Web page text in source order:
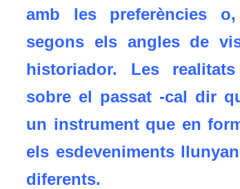
amb les preferències
segons els angles de
historiador. Les
sobre el passat -cal dir
un instrument que en
els esdeveniments
diferents.